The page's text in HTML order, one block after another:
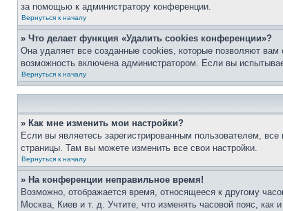
за помощью к администратору конференции.
Вернуться к началу
» Что делает функция «Удалить cookies конференции»?
Она удаляет все созданные cookies, которые позволяют вам
возможность включена администратором. Если вы
Вернуться к началу
» Как мне изменить мои настройки?
Если вы являетесь зарегистрированным пользователем,
страницы. Там вы можете изменить все свои настройки.
Вернуться к началу
» На конференции неправильное время!
Возможно, отображается время, относящееся к другому
Москва, Киев и т. д. Учтите, что изменять часовой пояс, как